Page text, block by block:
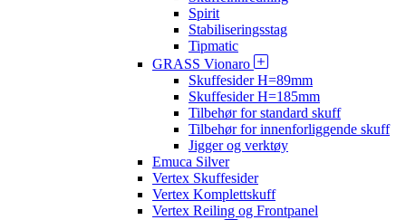
Spirit
Stabiliseringsstag
Tipmatic
GRASS Vionaro
Skuffesider H=89mm
Skuffesider H=185mm
Tilbehør for standard skuff
Tilbehør for innenforliggende skuff
Jigger og verktøy
Emuca Silver
Vertex Skuffesider
Vertex Komplettskuff
Vertex Reiling og Frontpanel